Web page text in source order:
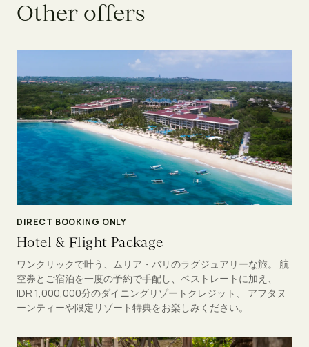
Other offers
DIRECT BOOKING ONLY
Hotel & Flight Package
ワンクリックで叶う、ムリア・バリのラグジュアリーな旅。 航
空券とご宿泊を一度の予約で手配し、ベストレートに加え、
IDR 1,000,000分のダイニングリゾートクレジット、 アフタヌ
ーンティーや限定リゾート特典をお楽しみください。